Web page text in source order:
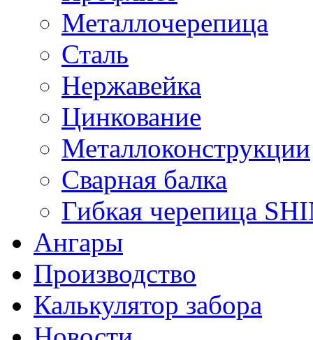
Металлочерепица
Сталь
Нержавейка
Цинкование
Металлоконструкции
Сварная балка
Гибкая черепица
Ангары
Производство
Калькулятор забора